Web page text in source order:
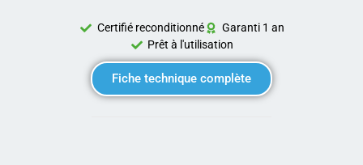
Certifié reconditionné
Garanti 1 an
Prêt à l'utilisation
Fiche technique complète